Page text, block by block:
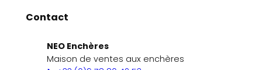
Contact
NEO Enchères
Maison de ventes aux enchères